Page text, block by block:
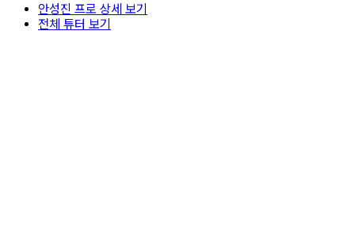
안성진 프로 상세 보기
전체 튜터 보기